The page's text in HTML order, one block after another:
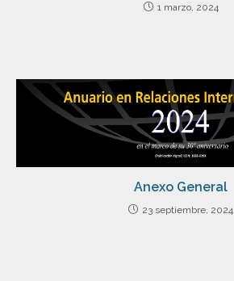
1 marzo, 2024
Anexo General
23 septiembre, 2024